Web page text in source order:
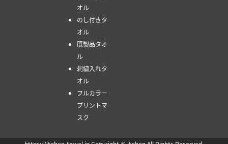
オル
のし付きタ
オル
既製品タオ
ル
刺繍入れタ
オル
フルカラー
プリントマ
スク